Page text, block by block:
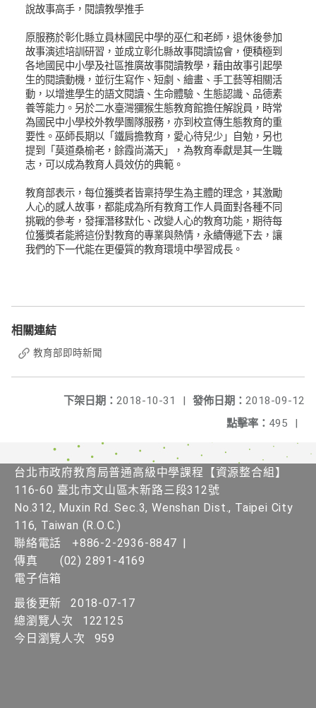
說故事高手，閱讀教學推手
原服務於彰化縣立員林國民中學的巫仁和老師，退休後參加
故事演述培訓研習，並成立彰化縣故事閱讀協會，便積極到
各地國民中小學及社區推廣故事閱讀教學，藉由故事引起學
生的閱讀動機，並衍生寫作、短劇、繪畫、手工藝等相關活
動，以增進學生的語文閱讀、生命體驗、生態認識、品德素
養等能力。另於二水臺灣獼猴生態教育館擔任解說員，時常
為國民中小學校外教學團隊服務，亦到校宣傳生態教育的重
要性。巫師長期以「鐵肩擔教育，愛心待兒少」自勉，另也
提到「莫道桑榆老，餘霞尚滿天」，為教育奉獻是其一生職
志，可以成為教育人員效仿的典範。
教育部表示，每位獲獎者皆稟持學生為主體的理念，其激勵
人心的感人故事，都能成為所有教育工作人員面對各種不同
挑戰的參考，發揮潛移默化、改變人心的教育功能，期待每
位獲獎者能將這份對教育的專業與熱情，永續傳遞下去，讓
我們的下一代能在更優質的教育環境中學習成長。
相關連結
教育部即時新聞
發佈日期： 2018-09-12
下架日期： 2018-10-31
|
點擊率： 495 |
台北市政府教育局普通高級中學課程​【資源整合組】
116-60 臺北市文山區木新路三段312號
No.312, Muxin Rd. Sec.3, Wenshan Dist., Taipei City
116, Taiwan (R.O.C.)
聯絡電話
+886-2-2936-8847 |
傳真
(02) 2891-4169
電子信箱
最後更新
2018-07-17
總瀏覽人次
122125
今日瀏覽人次
959